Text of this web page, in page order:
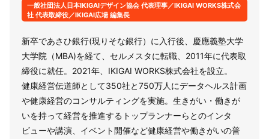
一般社団法人日本IKIGAIデザイン協会 代表理事／IKIGAI WORKS株式会
社 代表取締役／IKIGAI広場 編集長
新卒であさひ銀行(現りそな銀行）に入行後、慶應義塾大学
大学院（MBA)を経て、セルメスタに転職、2011年に代表取
締役に就任。2021年、IKIGAI WORKS株式会社を設立。
健康経営伝道師として350社と750万人にデータヘルス計画
や健康経営のコンサルティングを実施。生きがい・働きが
いを持って経営を推進するトップランナーらとのインタ
ビューや講演、イベント開催など健康経営や働きがいの普